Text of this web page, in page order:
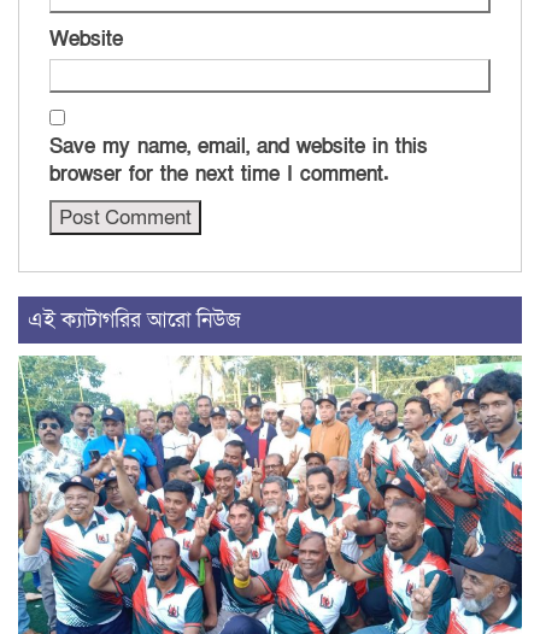
Website
Save my name, email, and website in this
browser for the next time I comment.
এই ক্যাটাগরির আরো নিউজ